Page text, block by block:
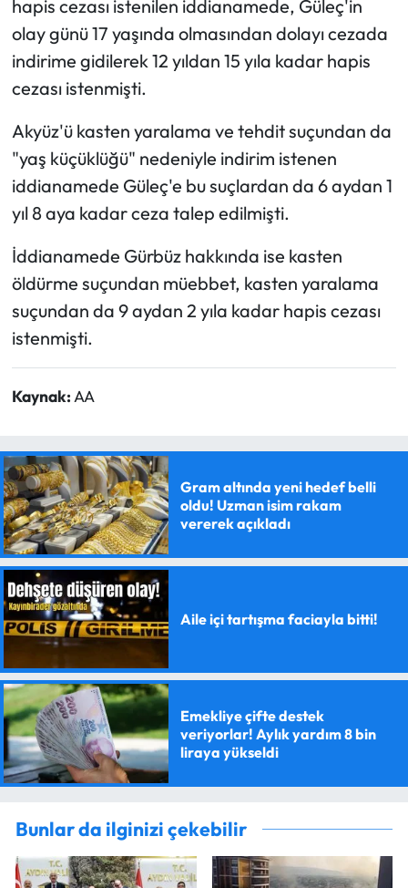
hapis cezası istenilen iddianamede, Güleç'in
olay günü 17 yaşında olmasından dolayı cezada
indirime gidilerek 12 yıldan 15 yıla kadar hapis
cezası istenmişti.
Akyüz'ü kasten yaralama ve tehdit suçundan da
"yaş küçüklüğü" nedeniyle indirim istenen
iddianamede Güleç'e bu suçlardan da 6 aydan 1
yıl 8 aya kadar ceza talep edilmişti.
İddianamede Gürbüz hakkında ise kasten
öldürme suçundan müebbet, kasten yaralama
suçundan da 9 aydan 2 yıla kadar hapis cezası
istenmişti.
Kaynak:AA
Gram altında yeni hedef belli
oldu! Uzman isim rakam
vererek açıkladı
Aile içi tartışma faciayla bitti!
Emekliye çifte destek
veriyorlar! Aylık yardım 8 bin
liraya yükseldi
Bunlar da ilginizi çekebilir